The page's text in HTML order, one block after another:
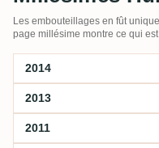
Les embouteillages en fût
page millésime montre ce qui
2014
2013
2011